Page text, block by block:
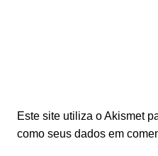
Este site utiliza o Akismet
como seus dados em